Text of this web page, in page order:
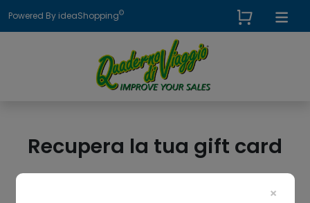
Powered By ideaShopping©
Recupera la tua gift card
×